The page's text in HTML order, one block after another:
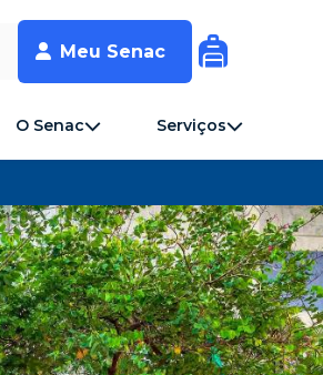
Meu Senac
O Senac Serviços